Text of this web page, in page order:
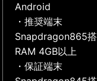
Android
・推奨端末
Snapdragon865
RAM 4GB以上
・保証端末